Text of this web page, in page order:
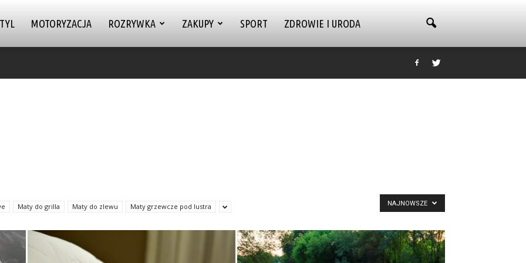
MOTORYZACJA ROZRYWKA ZAKUPY SPORT ZDROWIE I URODA
Maty do grilla Maty do zlewu Maty grzewcze pod lustra NAJNOWSZE